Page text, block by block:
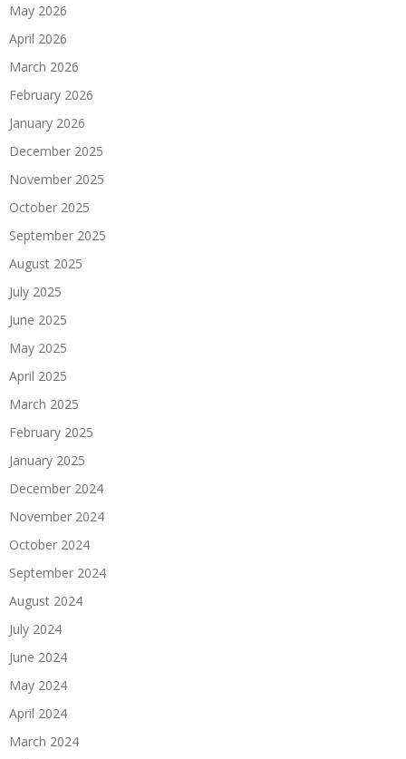
May 2026
April 2026
March 2026
February 2026
January 2026
December 2025
November 2025
October 2025
September 2025
August 2025
July 2025
June 2025
May 2025
April 2025
March 2025
February 2025
January 2025
December 2024
November 2024
October 2024
September 2024
August 2024
July 2024
June 2024
May 2024
April 2024
March 2024